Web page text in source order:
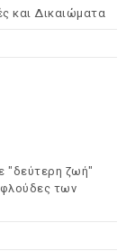
και Δικαιώματα
"δεύτερη ζωή"
φλούδες των